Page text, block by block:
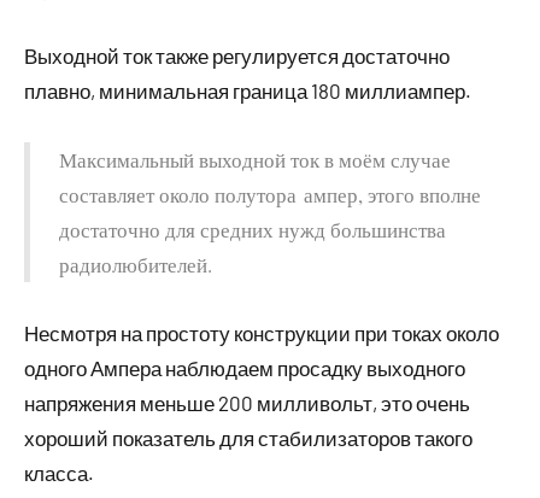
Выходной ток также регулируется достаточно
плавно, минимальная граница 180 миллиампер.
Максимальный выходной ток в моём случае
составляет около полутора ампер, этого вполне
достаточно для средних нужд большинства
радиолюбителей.
Несмотря на простоту конструкции при токах около
одного Ампера наблюдаем просадку выходного
напряжения меньше 200 милливольт, это очень
хороший показатель для стабилизаторов такого
класса.